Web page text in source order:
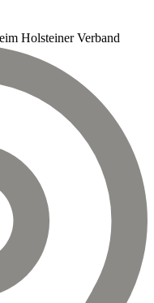
Holsteiner Verband